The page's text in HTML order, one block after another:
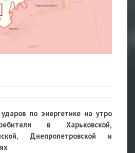
по энергетике на утро
в Харьковской,
Днепропетровской и